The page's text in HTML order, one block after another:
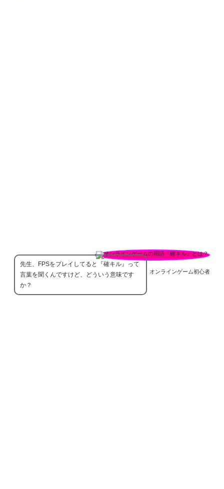
オンラインゲーム初心者
先生、FPSをプレイしてると『確キル』って
言葉を聞くんですけど、どういう意味です
か？